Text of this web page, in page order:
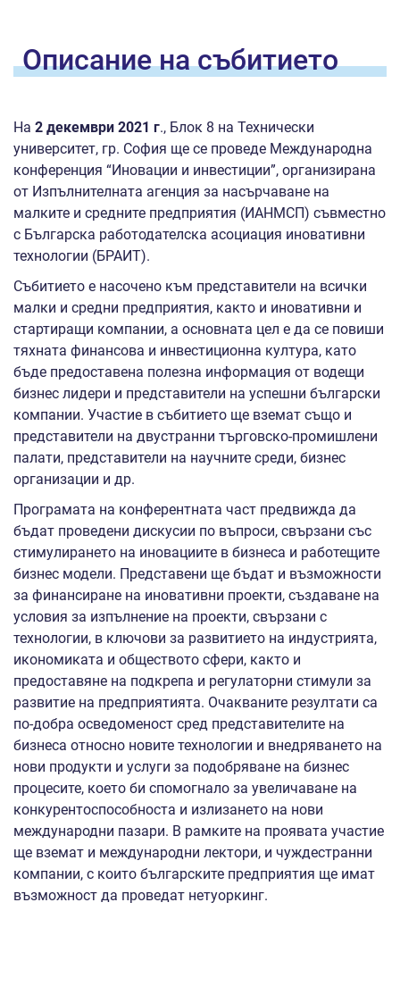
Oписание насъбитието
На 2 декември 2021 г., Блок 8 на Технически
университет, гр. София ще се проведе Международна
конференция “Иновации и инвестиции”, организирана
от Изпълнителната агенция за насърчаване на
малките и средните предприятия (ИАНМСП) съвместно
с Българска работодателска асоциация иновативни
технологии (БРАИТ).
Събитието е насочено към представители на всички
малки и средни предприятия, както и иновативни и
стартиращи компании, а основната цел е да се повиши
тяхната финансова и инвестиционна култура, като
бъде предоставена полезна информация от водещи
бизнес лидери и представители на успешни български
компании. Участие в събитието ще вземат също и
представители на двустранни търговско-промишлени
палати, представители на научните среди, бизнес
организации и др.
Програмата на конферентната част предвижда да
бъдат проведени дискусии по въпроси, свързани със
стимулирането на иновациите в бизнеса и работещите
бизнес модели. Представени ще бъдат и възможности
за финансиране на иновативни проекти, създаване на
условия за изпълнение на проекти, свързани с
технологии, в ключови за развитието на индустрията,
икономиката и обществото сфери, както и
предоставяне на подкрепа и регулаторни стимули за
развитие на предприятията. Очакваните резултати са
по-добра осведоменост сред представителите на
бизнеса относно новите технологии и внедряването на
нови продукти и услуги за подобряване на бизнес
процесите, което би спомогнало за увеличаване на
конкурентоспособноста и излизането на нови
международни пазари. В рамките на проявата участие
ще вземат и международни лектори, и чуждестранни
компании, с които българските предприятия ще имат
възможност да проведат нетуоркинг.